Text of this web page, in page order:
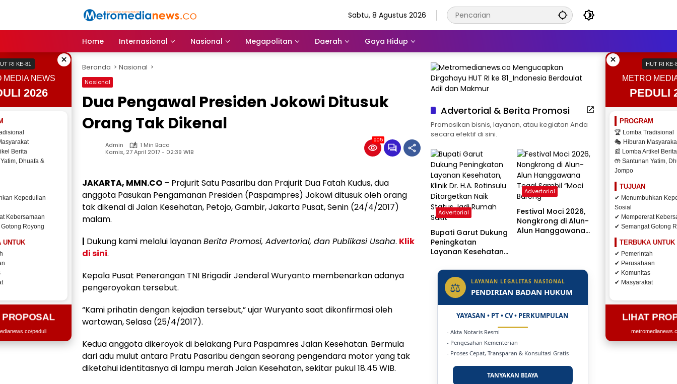
Sabtu, 8 Agustus 2026
Home Internasional Nasional Megapolitan Daerah Gaya Hidup
×
RI KE-81
MEDIA NEWS
2026
Berita
Dhuafa &
Kepedulian
Kebersamaan
Royong
UNTUK
PROPOSAL
peduli
× HUT RI KE-
METRO
PEDULI
PROGRAM
🏆 Lomba Tradisional
🎭 Hiburan
📰 Lomba Artikel Berita
🤲 Santunan Yatim,
Jompo
TUJUAN
✔ Menumbuhkan
Sosial
✔ Mempererat
✔ Semangat Gotong
TERBUKA UNTUK
✔ Pemerintah
✔ Perusahaan
✔ Komunitas
✔ Masyarakat
LIHAT
Beranda Nasional
Nasional
Dua Pengawal Presiden Jokowi Ditusuk
Orang Tak Dikenal
Admin
1 Min Baca
Kamis, 27 April 2017 - 02:39 WIB
905
JAKARTA, MMN.CO – Prajurit Satu Pasaribu dan Prajurit Dua Fatah Kudus, dua
anggota Pasukan Pengamanan Presiden (Paspampres) Jokowi ditusuk oleh orang
tak dikenal di Jalan Kesehatan, Petojo, Gambir, Jakarta Pusat, Senin (24/4/2017)
malam.
| Dukung kami melalui layananBerita Promosi, Advertorial, dan Publikasi Usaha. Klik
di sini.
Kepala Pusat Penerangan TNI Brigadir Jenderal Wuryanto membenarkan adanya
pengeroyokan tersebut.
“Kami prihatin dengan kejadian tersebut,” ujar Wuryanto saat dikonfirmasi oleh
wartawan, Selasa (25/4/2017).
Kedua anggota dikeroyok di belakang Pura Paspamres Jalan Kesehatan. Bermula
dari adu mulut antara Pratu Pasaribu dengan seorang pengendara motor yang tak
diketahui identitasnya di lampu merah Jalan Kesehatan, sekitar pukul 18.45 WIB.
Advertorial & Berita Promosi
Promosikan bisnis, layanan, atau kegiatan Anda
secara efektif di sini.
Advertorial
Bupati Garut Dukung
Peningkatan
Layanan Kesehatan,
Rotinsulu
Ditargetkan Naik
Status Jadi Rumah
Advertorial
Festival Moci 2026,
Nongkrong di Alun-
Alun Hanggawana
⚖ LAYANAN LEGALITAS NASIONAL
PENDIRIAN BADAN HUKUM
YAYASAN • PT • CV • PERKUMPULAN
- Akta Notaris Resmi
- Pengesahan Kementerian
- Proses Cepat, Transparan & Konsultasi Gratis
TANYAKAN BIAYA